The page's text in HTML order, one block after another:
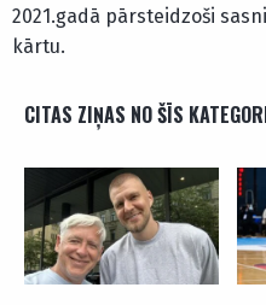
2021.gadā pārsteidzoši
kārtu.
CITAS ZIŅAS NO ŠĪS